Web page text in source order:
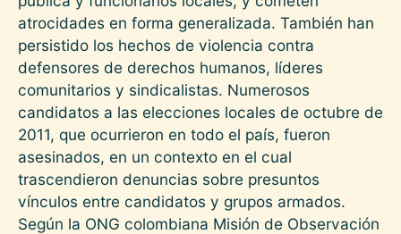
atrocidades en forma generalizada. También han
persistido los hechos de violencia contra
defensores de derechos humanos, líderes
comunitarios y sindicalistas. Numerosos
candidatos a las elecciones locales de octubre de
2011, que ocurrieron en todo el país, fueron
asesinados, en un contexto en el cual
trascendieron denuncias sobre presuntos
vínculos entre candidatos y grupos armados.
Según la ONG colombiana Misión de Observación